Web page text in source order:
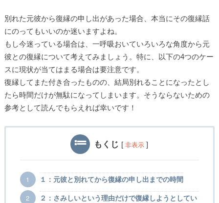
別れた元彼から復縁の申し出があった場合、本当にその復縁話
にのってもいいのか迷いますよね。
もし今迷っている場合は、一呼吸おいていろいろな角度から元
彼との復縁について考えてみましょう。特に、以下の4つのケー
スに現状が当てはまる場合は要注意です。
復縁してまた付き合ったものの、結局別れることになったとし
たら時間だけが無駄になってしまいます。そうならないための
参考として読んでもらえれば幸いです！
もくじ [ 非表示 ]
１：元彼と別れてから復縁の申し出までの時間
２：さみしいという理由だけで復縁しようとしてい